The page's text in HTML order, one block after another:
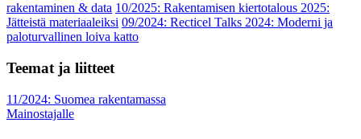
rakentaminen & data 10/2025: Rakentamisen kiertotalous 2025:
Jätteistä materiaaleiksi 09/2024: Recticel Talks 2024: Moderni ja
paloturvallinen loiva katto
Teemat ja liitteet
11/2024: Suomea rakentamassa
Mainostajalle